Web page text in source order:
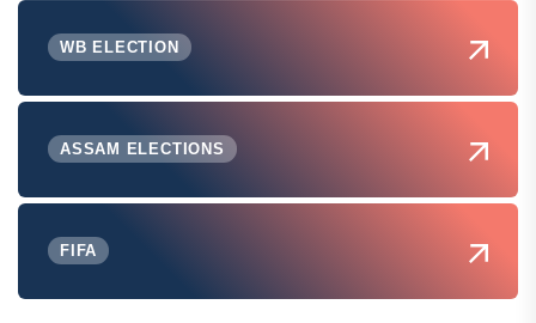
WB ELECTION
ASSAM ELECTIONS
FIFA